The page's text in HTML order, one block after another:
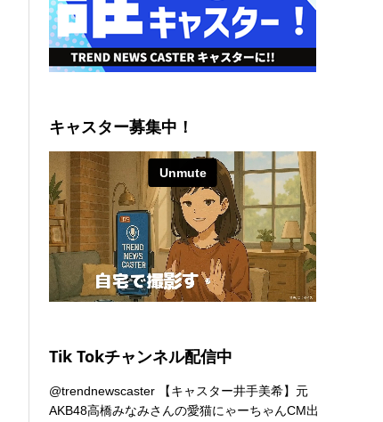
キャスター募集中！
Tik Tokチャンネル配信中
@trendnewscaster 【キャスター井手美希】元
AKB48高橋みなみさんの愛猫にゃーちゃんCM出